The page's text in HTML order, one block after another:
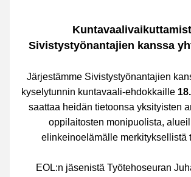
Sivistystyönantajien kanssa
Järjestämme Sivistystyönantajien
kyselytunnin kuntavaali-ehdokkaille
saattaa heidän tietoonsa yksityisten
oppilaitosten monipuolista,
elinkeinoelämälle merkityksellistä
EOL:n jäsenistä Työtehoseuran